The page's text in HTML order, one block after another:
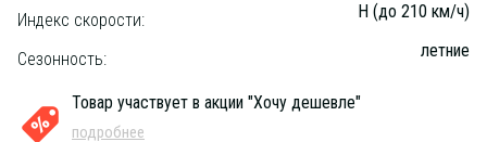
Индекс скорости: H (до 210 км/ч)
Сезонность: летние
Товар участвует в акции "Хочу дешевле"
подробнее